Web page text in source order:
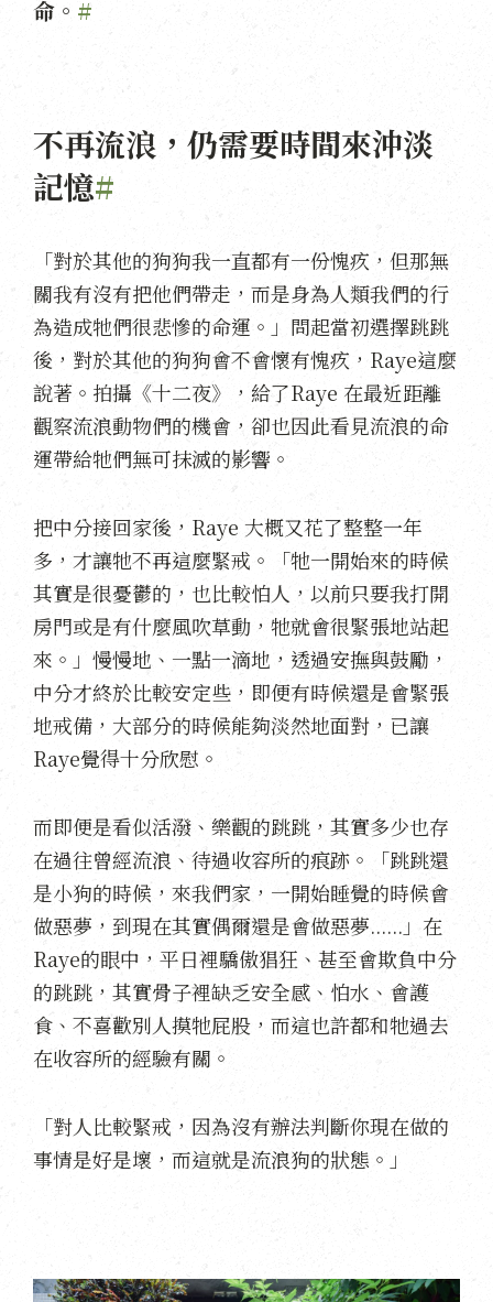
命。 #
不再流浪，仍需要時間來沖淡
記憶#
「對於其他的狗狗我一直都有一份愧疚，但那無
關我有沒有把他們帶走，而是身為人類我們的行
為造成牠們很悲慘的命運。」問起當初選擇跳跳
後，對於其他的狗狗會不會懷有愧疚，Raye這麼
說著。拍攝《十二夜》，給了Raye 在最近距離
觀察流浪動物們的機會，卻也因此看見流浪的命
運帶給牠們無可抹滅的影響。
把中分接回家後，Raye 大概又花了整整一年
多，才讓牠不再這麼緊戒。「牠一開始來的時候
其實是很憂鬱的，也比較怕人，以前只要我打開
房門或是有什麼風吹草動，牠就會很緊張地站起
來。」慢慢地、一點一滴地，透過安撫與鼓勵，
中分才終於比較安定些，即便有時候還是會緊張
地戒備，大部分的時候能夠淡然地面對，已讓
Raye覺得十分欣慰。
而即便是看似活潑、樂觀的跳跳，其實多少也存
在過往曾經流浪、待過收容所的痕跡。「跳跳還
是小狗的時候，來我們家，一開始睡覺的時候會
做惡夢，到現在其實偶爾還是會做惡夢......」在
Raye的眼中，平日裡驕傲猖狂、甚至會欺負中分
的跳跳，其實骨子裡缺乏安全感、怕水、會護
食、不喜歡別人摸牠屁股，而這也許都和牠過去
在收容所的經驗有關。
「對人比較緊戒，因為沒有辦法判斷你現在做的
事情是好是壞，而這就是流浪狗的狀態。」